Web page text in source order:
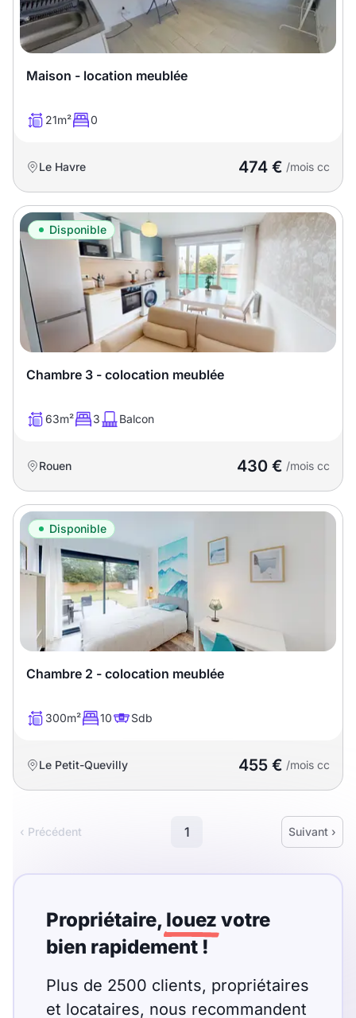
Maison - location meublée
21m² 0
Le Havre 474 € /mois cc
Disponible
Chambre 3 - colocation meublée
63m² 3 Balcon
Rouen 430 € /mois cc
Disponible
Chambre 2 - colocation meublée
300m² 10 Sdb
Le Petit-Quevilly 455 € /mois cc
‹ Précédent 1 Suivant ›
Propriétaire, louez votre
bien rapidement !
Plus de 2500 clients, propriétaires
et locataires, nous recommandent